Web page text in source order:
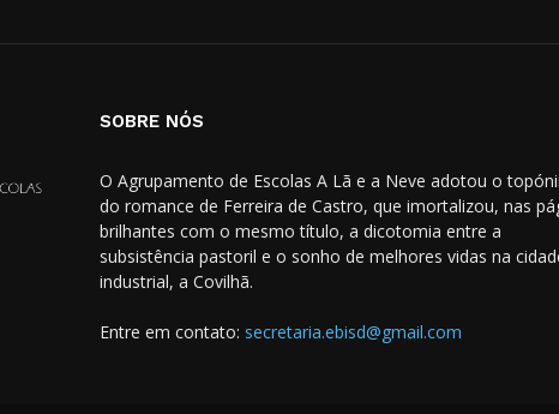
SOBRE NÓS
O Agrupamento de Escolas A Lã e a Neve adotou o
do romance de Ferreira de Castro, que imortalizou, nas
brilhantes com o mesmo título, a dicotomia entre a
subsistência pastoril e o sonho de melhores vidas na
industrial, a Covilhã.
Entre em contato: secretaria.ebisd@gmail.com